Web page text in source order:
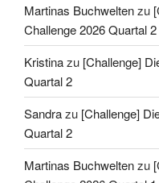
Martinas Buchweltenzu
Challenge 2026 Quartal 2
Kristinazu [Challenge]
Quartal 2
Sandrazu [Challenge]
Quartal 2
Martinas Buchweltenzu